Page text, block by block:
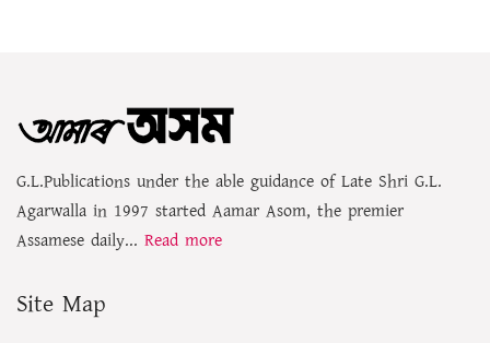
G.L.Publications under the able guidance of Late Shri G.L.
Agarwalla in 1997 started Aamar Asom, the premier
Assamese daily... Read more
Site Map